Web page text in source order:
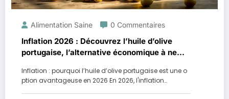
Alimentation Saine 0 Commentaires
Inflation 2026 : Découvrez l’huile d’olive
portugaise, l’alternative économique à ne
Inflation : pourquoi l’huile d’olive portugaise est une o
ption avantageuse en 2026 En 2026, l'inflation…